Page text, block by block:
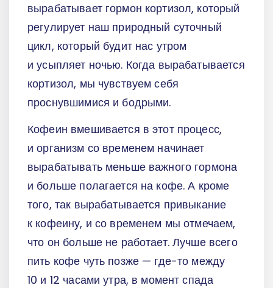
вырабатывает гормон кортизол, который
регулирует наш природный суточный
цикл, который будит нас утром
и усыпляет ночью. Когда вырабатывается
кортизол, мы чувствуем себя
проснувшимися и бодрыми.
Кофеин вмешивается в этот процесс,
и организм со временем начинает
вырабатывать меньше важного гормона
и больше полагается на кофе. А кроме
того, так вырабатывается привыкание
к кофеину, и со временем мы отмечаем,
что он больше не работает. Лучше всего
пить кофе чуть позже — где-то между
10 и 12 часами утра, в момент спада